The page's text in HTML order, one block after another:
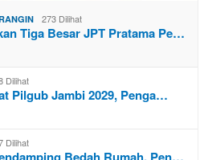
273 Dilihat
Tiga Besar JPT Pratama Pe…
Dilihat
Pilgub Jambi 2029, Penga…
Dilihat